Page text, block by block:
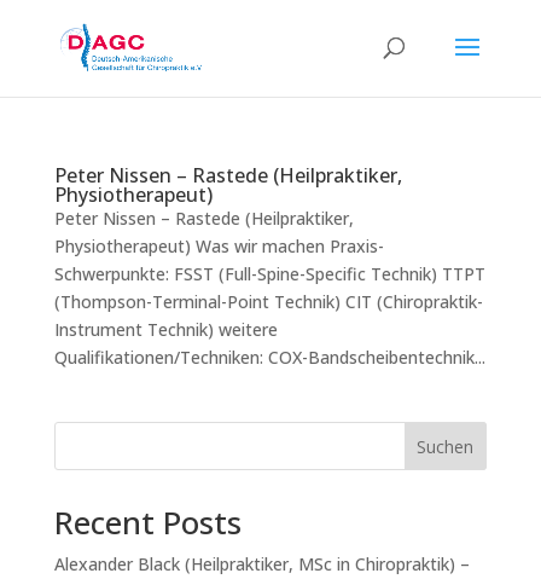
Peter Nissen – Rastede (Heilpraktiker,
Physiotherapeut)
Peter Nissen – Rastede (Heilpraktiker,
Physiotherapeut) Was wir machen Praxis-
Schwerpunkte: FSST (Full-Spine-Specific Technik) TTPT
(Thompson-Terminal-Point Technik) CIT (Chiropraktik-
Instrument Technik) weitere
Qualifikationen/Techniken: COX-Bandscheibentechnik...
Suchen
Recent Posts
Alexander Black (Heilpraktiker, MSc in Chiropraktik) –